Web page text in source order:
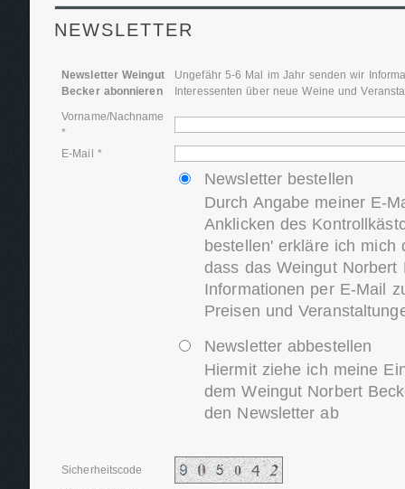
NEWSLETTER
Newsletter Weingut
Becker abonnieren
Ungefähr 5-6 Mal im Jahr senden wir
Interessenten über neue Weine und
Vorname/Nachname
*
E-Mail *
Newsletter bestellen
Durch Angabe meiner E-
Anklicken des
bestellen' erkläre ich mich
dass das Weingut Norbert
Informationen per E-Mail
Preisen und
Newsletter abbestellen
Hiermit ziehe ich meine
dem Weingut Norbert
den Newsletter ab
Sicherheitscode